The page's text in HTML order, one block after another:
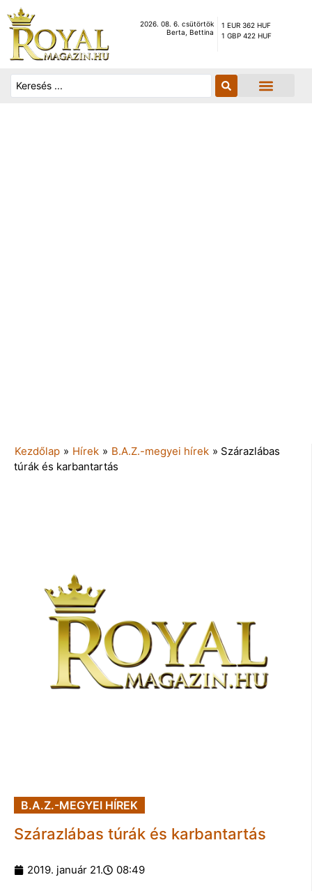
2026. 08. 6. csütörtök
Berta, Bettina
1 EUR 362 HUF
1 GBP 422 HUF
Kezdőlap » Hírek » B.A.Z.-megyei hírek » Szárazlábas
túrák és karbantartás
B.A.Z.-MEGYEI HÍREK
Szárazlábas túrák és karbantartás
2019. január 21. 08:49